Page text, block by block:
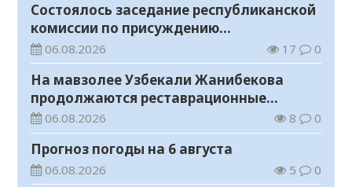
Состоялось заседание республиканской
комиссии по присуждению
образовательных грантов
06.08.2026 17 0
На мавзолее Узбекали Жанибекова
продолжаются реставрационные
работы
06.08.2026 8 0
Прогноз погоды на 6 августа
06.08.2026 5 0